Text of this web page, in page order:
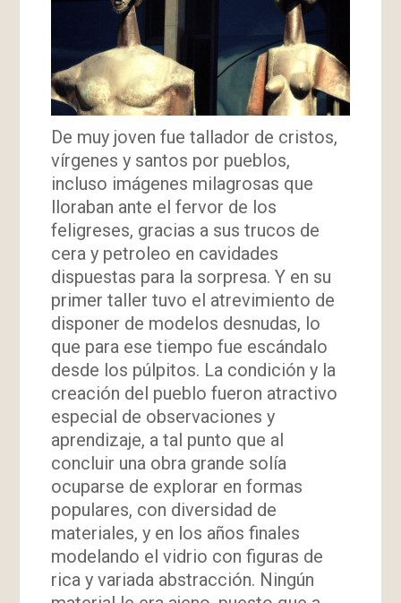
De muy joven fue tallador de cristos,
vírgenes y santos por pueblos,
incluso imágenes milagrosas que
lloraban ante el fervor de los
feligreses, gracias a sus trucos de
cera y petroleo en cavidades
dispuestas para la sorpresa. Y en su
primer taller tuvo el atrevimiento de
disponer de modelos desnudas, lo
que para ese tiempo fue escándalo
desde los púlpitos. La condición y la
creación del pueblo fueron atractivo
especial de observaciones y
aprendizaje, a tal punto que al
concluir una obra grande solía
ocuparse de explorar en formas
populares, con diversidad de
materiales, y en los años finales
modelando el vidrio con figuras de
rica y variada abstracción. Ningún